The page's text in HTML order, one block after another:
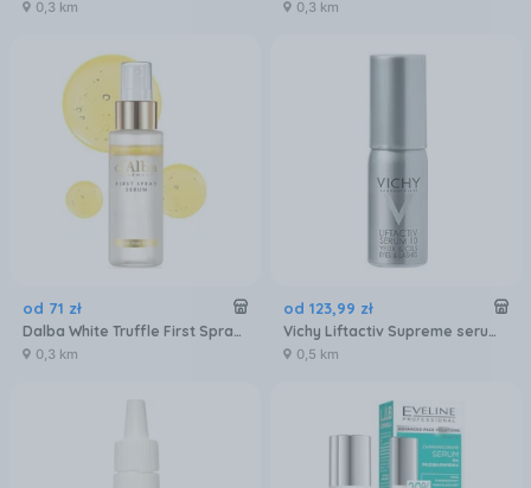
0,3 km 0,3 km
od 71 zł
Dalba White Truffle First Spray Serum Nawilżające Serum W Sprayu Z Białą Truflą 50Ml
0,3 km
od 123,99 zł
Vichy Liftactiv Supreme serum przeciwzmarszczkowe i wzmacniające rzęsy 15ml
0,5 km